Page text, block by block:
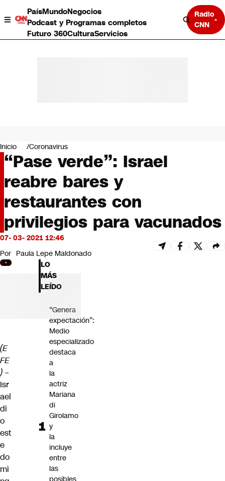
PaísMundoNegocios
Podcast y Programas completos
Futuro 360CulturaServicios
Radio
CNN
Negocios
Deportes
Programas completos
Cultura
Servicios
Bits
CNN tiempo
Futuro 360
Inicio Coronavirus
“Pase verde”: Israel
reabre bares y
restaurantes con
privilegios para vacunados
07- 03- 2021 12:46
Por Paula Lepe Maldonado
(E
FE
) –
Isr
ael
di
o
est
e
do
mi
LO
MÁS
LEÍDO
“Genera
expectación”:
Medio
especializado
destaca
a
la
actriz
Mariana
di
Girolamo
y
la
incluye
entre
las
posibles